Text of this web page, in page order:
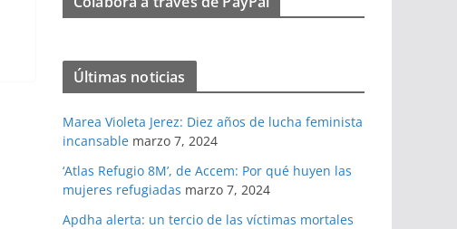
Últimas noticias
Marea Violeta Jerez: Diez años de lucha feminista
incansable marzo 7, 2024
‘Atlas Refugio 8M’, de Accem: Por qué huyen las
mujeres refugiadas marzo 7, 2024
Apdha alerta: un tercio de las víctimas mortales